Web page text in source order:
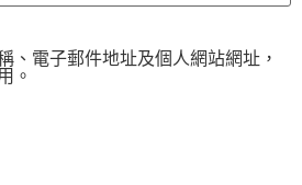
、電子郵件地址及個人網站網址，
。